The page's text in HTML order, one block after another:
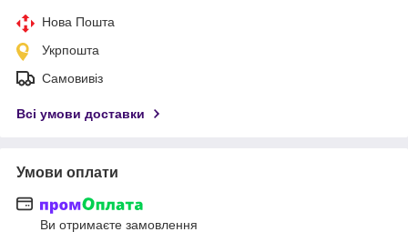
Нова Пошта
Укрпошта
Самовивіз
Всі умови доставки
Умови оплати
Ви отримаєте замовлення